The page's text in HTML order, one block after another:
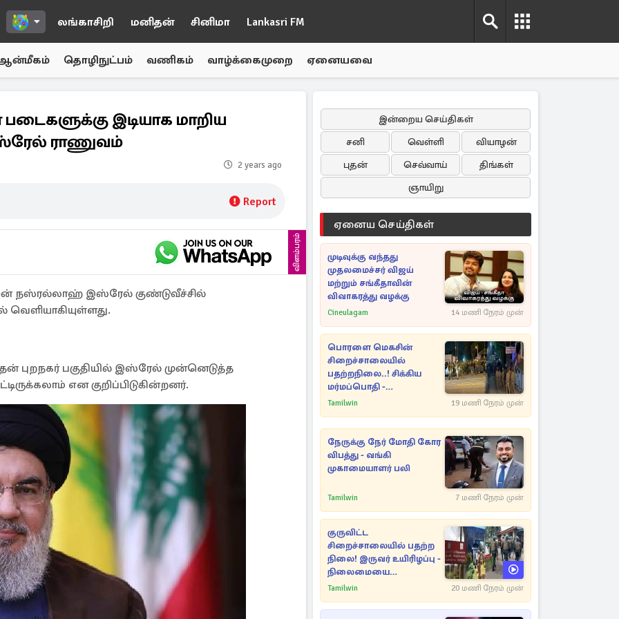
லங்காசிறி மனிதன் சினிமா Lankasri FM
தொழிநுட்பம் வணிகம் வாழ்க்கைமுறை ஏனையவை
இடியாக மாறிய
ராணுவம்
2 years ago
Report
விளம்பரம்
நஸ்ரல்லாஹ் இஸ்ரேல் குண்டுவீச்சில்
பகுதியில் இஸ்ரேல் முன்னெடுத்த
என குறிப்பிடுகின்றனர்.
இன்றைய செய்திகள்
சனி
வெள்ளி
வியாழன்
புதன்
செவ்வாய்
திங்கள்
ஞாயிறு
ஏனைய செய்திகள்
முடிவுக்கு வந்தது
முதலமைச்சர் விஜய்
மற்றும் சங்கீதாவின்
விவாகரத்து வழக்கு
Cineulagam 14 மணி நேரம் முன்
பொரளை மெகசின்
சிறைச்சாலையில்
பதற்றநிலை..! சிக்கிய
மர்மப்பொதி -
பின்னணியில் வெளியான
Tamilwin 19 மணி நேரம் முன்
நேருக்கு நேர் மோதி கோர
விபத்து - வங்கி
முகாமையாளர் பலி
Tamilwin 7 மணி நேரம் முன்
குருவிட்ட
சிறைச்சாலையில் பதற்ற
நிலை! இருவர் உயிரிழப்பு -
நிலைமையை
கட்டுப்படுத்த பொலிஸார்
Tamilwin 20 மணி நேரம் முன்